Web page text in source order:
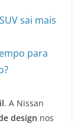
sai mais
para
. A Nissan
design nos